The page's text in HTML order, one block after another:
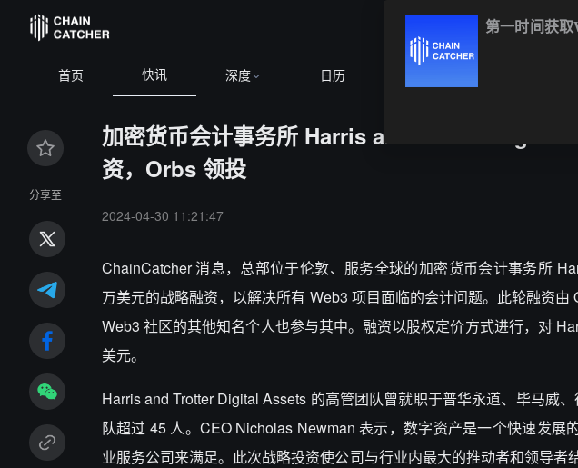
首页 快讯 深度 日历
分享至
加密货币会计事务所 Harris and Trotter Digital
资，Orbs 领投
2024-04-30 11:21:47
ChainCatcher 消息，总部位于伦敦、服务全球的加密货币会计事务所
万美元的战略融资，以解决所有 Web3 项目面临的会计问题。此轮融资
Web3 社区的其他知名个人也参与其中。融资以股权定价方式进行，对
美元。
Harris and Trotter Digital Assets 的高管团队曾就职于普华永道、毕马威
队超过 45 人。CEO Nicholas Newman 表示，数字资产是一个快速发
业服务公司来满足。此次战略投资使公司与行业内最大的推动者和领导
第一时间获取